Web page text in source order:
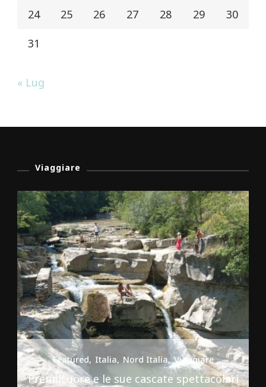
24 25 26 27 28 29 30
31
« Lug
Viaggiare
Featured Italia Nord Italia Viaggiare
Premilcuore e le sue cascate spettacolari